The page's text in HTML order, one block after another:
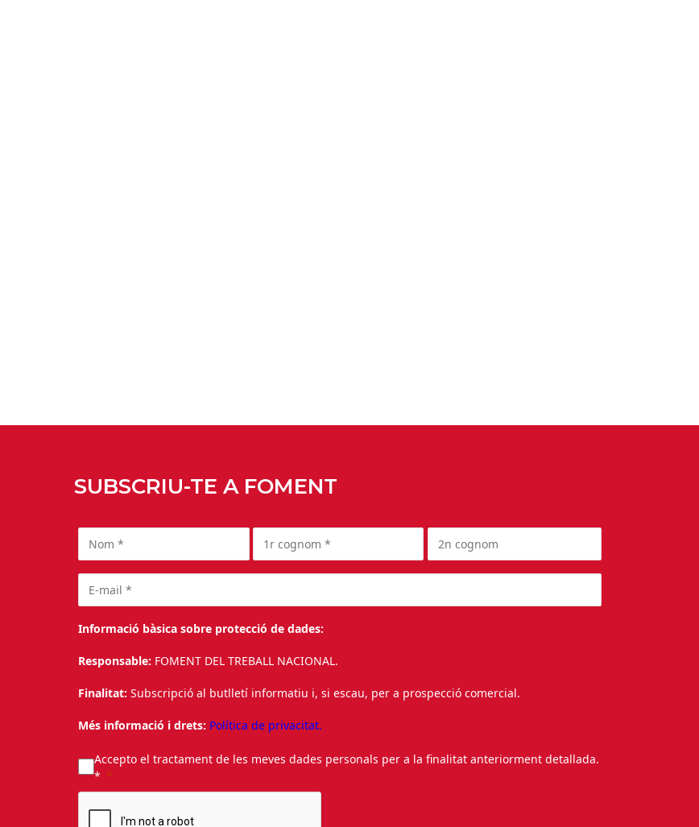
SUBSCRIU-TE A FOMENT
Informació bàsica sobre protecció de dades:
Responsable: FOMENT DEL TREBALL NACIONAL.
Finalitat: Subscripció al butlletí informatiu i, si escau, per a prospecció comercial.
Més informació i drets: Política de privacitat.
Accepto el tractament de les meves dades personals per a la finalitat anteriorment detallada.
*